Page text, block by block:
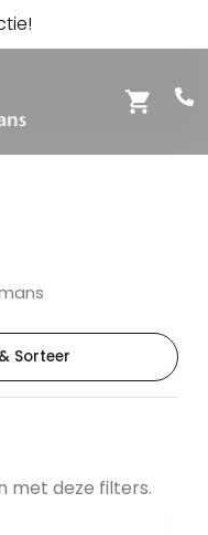
Sorteer
met deze filters.